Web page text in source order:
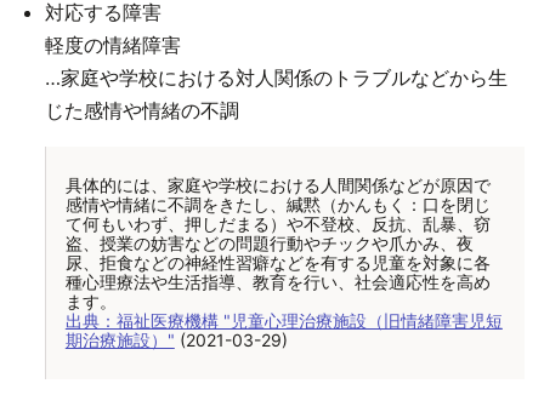
対応する障害
軽度の情緒障害
…家庭や学校における対人関係のトラブルなどから生
じた感情や情緒の不調
具体的には、家庭や学校における人間関係などが原因で
感情や情緒に不調をきたし、緘黙（かんもく：口を閉じ
て何もいわず、押しだまる）や不登校、反抗、乱暴、窃
盗、授業の妨害などの問題行動やチックや爪かみ、夜
尿、拒食などの神経性習癖などを有する児童を対象に各
種心理療法や生活指導、教育を行い、社会適応性を高め
ます。
出典：福祉医療機構 "児童心理治療施設（旧情緒障害児短
期治療施設）" (2021-03-29)